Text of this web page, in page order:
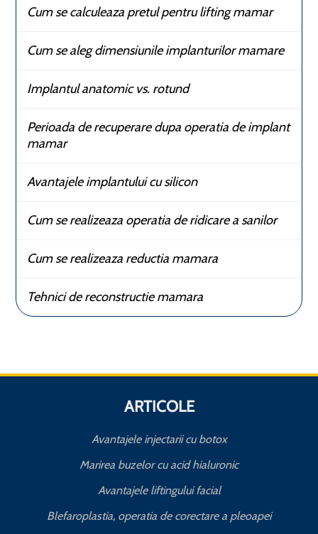
Cum se calculeaza pretul pentru lifting mamar
Cum se aleg dimensiunile implanturilor mamare
Implantul anatomic vs. rotund
Perioada de recuperare dupa operatia de implant
mamar
Avantajele implantului cu silicon
Cum se realizeaza operatia de ridicare a sanilor
Cum se realizeaza reductia mamara
Tehnici de reconstructie mamara
ARTICOLE
Avantajele injectarii cu botox
Marirea buzelor cu acid hialuronic
Avantajele liftingului facial
Blefaroplastia, operatia de corectare a pleoapei